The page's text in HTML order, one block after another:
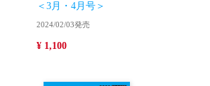
＜3月・4月号＞
2024/02/03発売
¥ 1,100